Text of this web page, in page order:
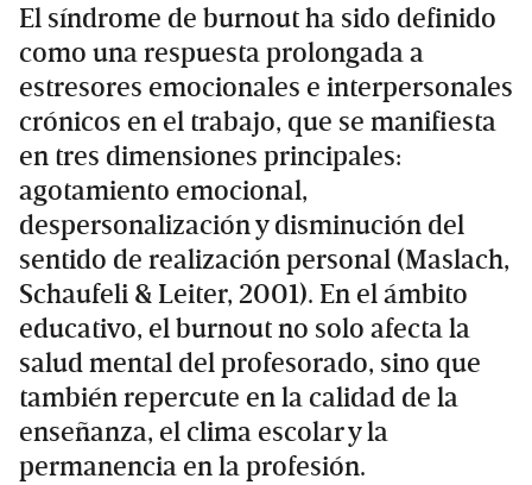
El síndrome de burnout ha sido definido
como una respuesta prolongada a
estresores emocionales e interpersonales
crónicos en el trabajo, que se manifiesta
en tres dimensiones principales:
agotamiento emocional,
despersonalización y disminución del
sentido de realización personal (Maslach,
Schaufeli & Leiter, 2001). En el ámbito
educativo, el burnout no solo afecta la
salud mental del profesorado, sino que
también repercute en la calidad de la
enseñanza, el clima escolar y la
permanencia en la profesión.